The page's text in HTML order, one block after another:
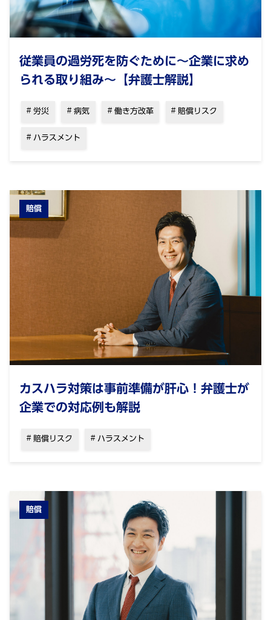
従業員の過労死を防ぐために～企業に求め
られる取り組み～【弁護士解説】
労災 病気 働き方改革 賠償リスク
ハラスメント
賠償
カスハラ対策は事前準備が肝心！弁護士が
企業での対応例も解説
賠償リスク ハラスメント
賠償